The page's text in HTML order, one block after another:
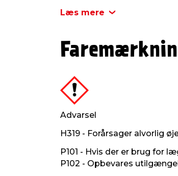
Læs mere
Advarsel
H319 - Forårsager alvorlig
P101 - Hvis der er brug for
P102 - Opbevares